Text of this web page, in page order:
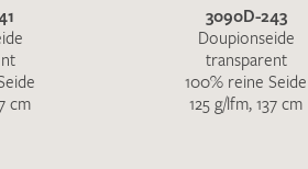
cm
3090D-243
Doupionseide
transparent
100% reine Seide
125 g/lfm, 137 cm